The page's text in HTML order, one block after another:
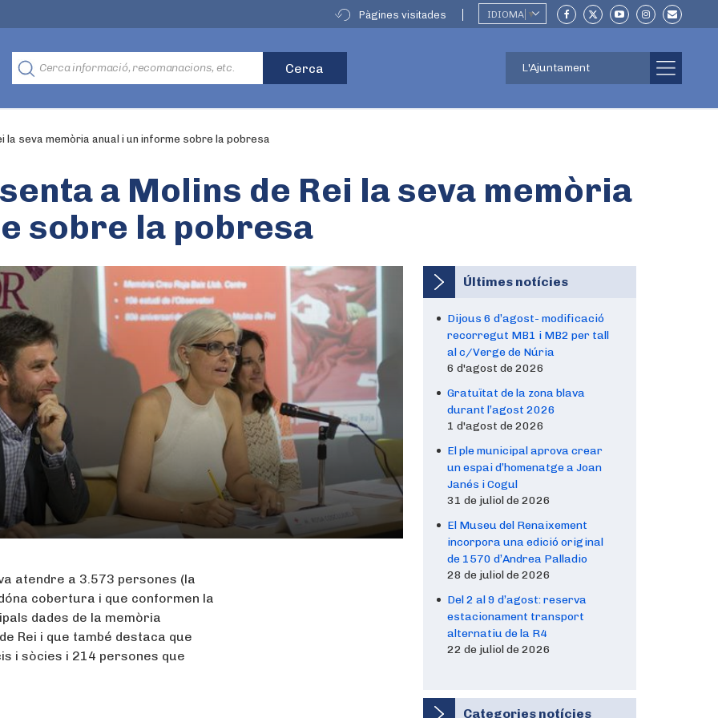
Pàgines visitades IDIOMA ▼
L'Ajuntament
la seva memòria anual i un informe sobre la pobresa
a Molins de Rei la seva memòria
sobre la pobresa
atendre a 3.573 persones (la
cobertura i que conformen la
dades de la memòria
Rei i que també destaca que
i sòcies i 214 persones que
Últimes notícies
Dijous 6 d’agost- modificació
recorregut MB1 i MB2 per tall
al c/Verge de Núria
6 d'agost de 2026
Gratuïtat de la zona blava
durant l’agost 2026
1 d'agost de 2026
El ple municipal aprova crear
un espai d’homenatge a Joan
Janés i Cogul
31 de juliol de 2026
El Museu del Renaixement
incorpora una edició original
de 1570 d’Andrea Palladio
28 de juliol de 2026
Del 2 al 9 d’agost: reserva
estacionament transport
alternatiu de la R4
22 de juliol de 2026
Categories notícies